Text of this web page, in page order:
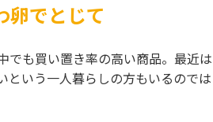
卵でとじて
でも買い置き率の高い商品。最近は
という一人暮らしの方もいるのでは